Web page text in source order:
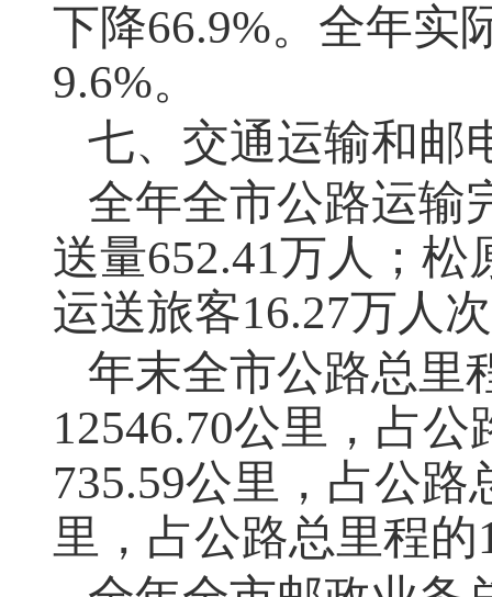
下降66.9%。全年实
9.6%。
七、交通运输和邮
全年全市公路运输
送量652.41万人；
运送旅客16.27万人
年末全市公路总里
12546.70公里，占
735.59公里，占公路
里，占公路总里程的